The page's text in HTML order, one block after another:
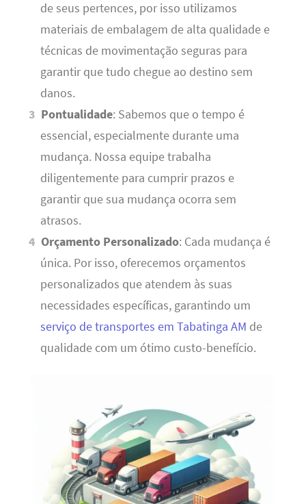
de seus pertences, por isso utilizamos
materiais de embalagem de alta qualidade e
técnicas de movimentação seguras para
garantir que tudo chegue ao destino sem
danos.
Pontualidade: Sabemos que o tempo é
essencial, especialmente durante uma
mudança. Nossa equipe trabalha
diligentemente para cumprir prazos e
garantir que sua mudança ocorra sem
atrasos.
Orçamento Personalizado: Cada mudança é
única. Por isso, oferecemos orçamentos
personalizados que atendem às suas
necessidades específicas, garantindo um
serviço de transportes em Tabatinga AM de
qualidade com um ótimo custo-benefício.